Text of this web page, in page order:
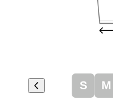
S M